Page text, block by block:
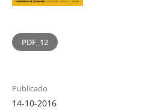
PDF_12
Publicado
14-10-2016